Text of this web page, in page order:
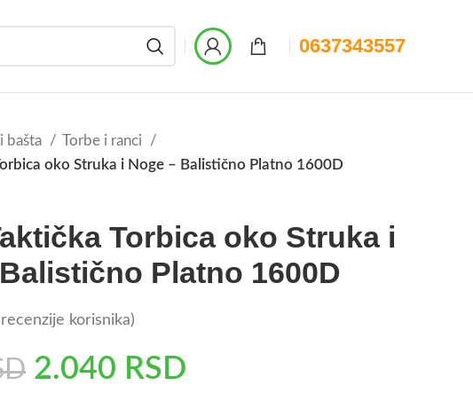
0637343557
bašta
Torbe i ranci
oko Struka i Noge – Balistično Platno 1600D
Torbica oko Struka i
Platno 1600D
recenzije korisnika)
2.040 RSD